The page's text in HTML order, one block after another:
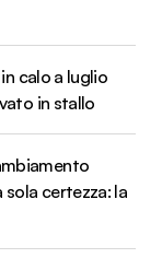
calo a luglio
in stallo
certezza: la